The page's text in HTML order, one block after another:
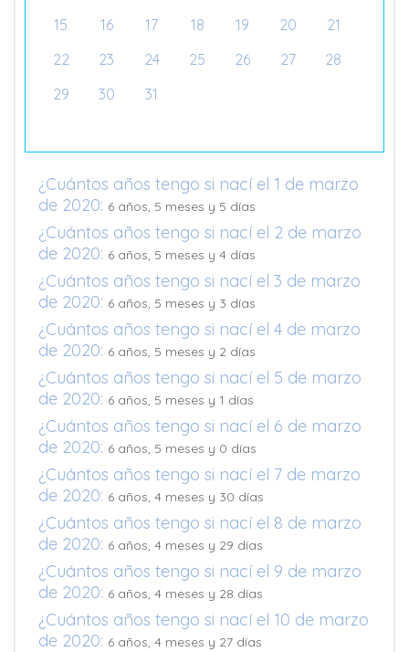
15
16 17 18 19 20
21
22
23 24 25 26 27
28
29
30 31
¿Cuántos años tengo si nací el 1 de marzo
de 2020: 6 años, 5 meses y 5 días
¿Cuántos años tengo si nací el 2 de marzo
de 2020: 6 años, 5 meses y 4 días
¿Cuántos años tengo si nací el 3 de marzo
de 2020: 6 años, 5 meses y 3 días
¿Cuántos años tengo si nací el 4 de marzo
de 2020: 6 años, 5 meses y 2 días
¿Cuántos años tengo si nací el 5 de marzo
de 2020: 6 años, 5 meses y 1 días
¿Cuántos años tengo si nací el 6 de marzo
de 2020: 6 años, 5 meses y 0 días
¿Cuántos años tengo si nací el 7 de marzo
de 2020: 6 años, 4 meses y 30 días
¿Cuántos años tengo si nací el 8 de marzo
de 2020: 6 años, 4 meses y 29 días
¿Cuántos años tengo si nací el 9 de marzo
de 2020: 6 años, 4 meses y 28 días
¿Cuántos años tengo si nací el 10 de marzo
de 2020: 6 años, 4 meses y 27 días